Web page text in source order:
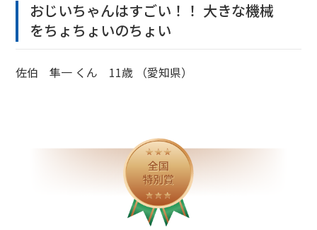
おじいちゃんはすごい！！ 大きな機械
をちょちょいのちょい
佐伯 隼一 くん 11歳 （愛知県）